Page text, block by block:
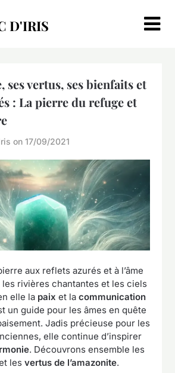
D'IRIS
ses vertus, ses bienfaits et
: La pierre du refuge et
on17/09/2021
aux reflets azurés et à l’âme
rivières chantantes et les ciels
elle lapaix et la communication
un guide pour les âmes en quête
Jadis précieuse pour les
elle continue d’inspirer
. Découvrons ensemble les
les vertus de l’amazonite.